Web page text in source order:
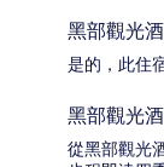
黑部觀光
是的，此住
黑部觀光
從黑部觀光